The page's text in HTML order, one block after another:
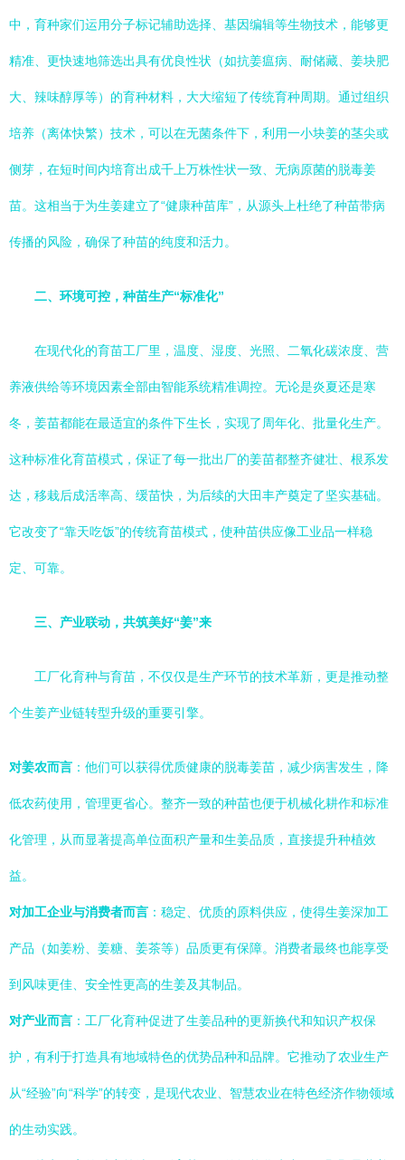
中，育种家们运用分子标记辅助选择、基因编辑等生物技术，能够更
精准、更快速地筛选出具有优良性状（如抗姜瘟病、耐储藏、姜块肥
大、辣味醇厚等）的育种材料，大大缩短了传统育种周期。通过组织
培养（离体快繁）技术，可以在无菌条件下，利用一小块姜的茎尖或
侧芽，在短时间内培育出成千上万株性状一致、无病原菌的脱毒姜
苗。这相当于为生姜建立了“健康种苗库”，从源头上杜绝了种苗带病
传播的风险，确保了种苗的纯度和活力。
二、环境可控，种苗生产“标准化”
在现代化的育苗工厂里，温度、湿度、光照、二氧化碳浓度、营
养液供给等环境因素全部由智能系统精准调控。无论是炎夏还是寒
冬，姜苗都能在最适宜的条件下生长，实现了周年化、批量化生产。
这种标准化育苗模式，保证了每一批出厂的姜苗都整齐健壮、根系发
达，移栽后成活率高、缓苗快，为后续的大田丰产奠定了坚实基础。
它改变了“靠天吃饭”的传统育苗模式，使种苗供应像工业品一样稳
定、可靠。
三、产业联动，共筑美好“姜”来
工厂化育种与育苗，不仅仅是生产环节的技术革新，更是推动整
个生姜产业链转型升级的重要引擎。
对姜农而言 ：他们可以获得优质健康的脱毒姜苗，减少病害发生，降
低农药使用，管理更省心。整齐一致的种苗也便于机械化耕作和标准
化管理，从而显著提高单位面积产量和生姜品质，直接提升种植效
益。
对加工企业与消费者而言 ：稳定、优质的原料供应，使得生姜深加工
产品（如姜粉、姜糖、姜茶等）品质更有保障。消费者最终也能享受
到风味更佳、安全性更高的生姜及其制品。
对产业而言 ：工厂化育种促进了生姜品种的更新换代和知识产权保
护，有利于打造具有地域特色的优势品种和品牌。它推动了农业生产
从“经验”向“科学”的转变，是现代农业、智慧农业在特色经济作物领域
的生动实践。